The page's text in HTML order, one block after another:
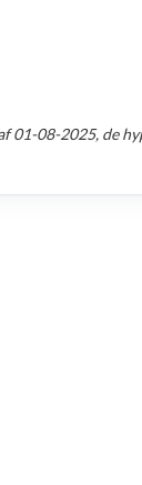
01-08-2025, de